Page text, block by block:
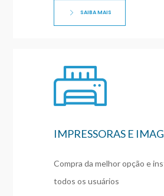
SAIBA MAIS
IMPRESSORAS E
Compra da melhor opção e
todos os usuários